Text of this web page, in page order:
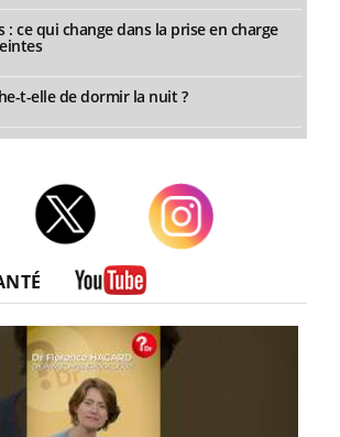
ce qui change dans la prise en charge
t-elle de dormir la nuit ?